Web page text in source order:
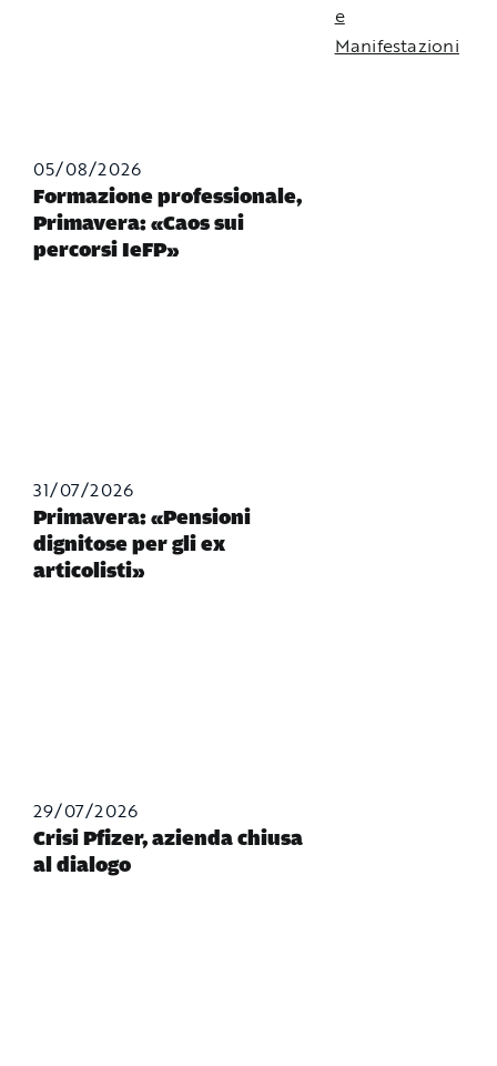
05/08/2026
Formazione professionale,
Primavera: «Caos sui
percorsi IeFP»
31/07/2026
Primavera: «Pensioni
dignitose per gli ex
articolisti»
29/07/2026
Crisi Pfizer, azienda chiusa
al dialogo
e
Manifestazioni